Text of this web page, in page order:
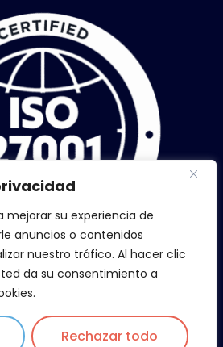
mejorar su experiencia de
anuncios o contenidos
nuestro tráfico. Al hacer clic
da su consentimiento a
Rechazar todo